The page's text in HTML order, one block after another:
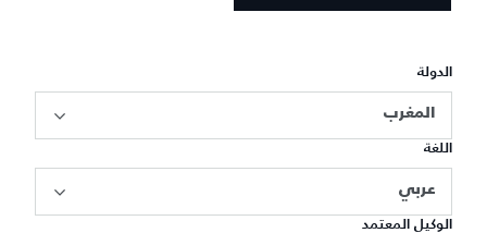
الدولة
المغرب
اللغة
عربي
الوكيل المعتمد